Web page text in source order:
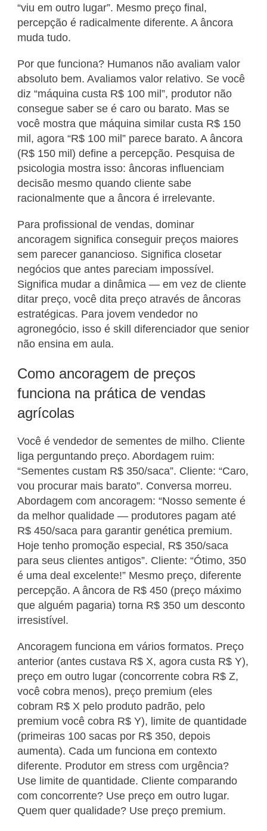
“viu em outro lugar”. Mesmo preço final,
percepção é radicalmente diferente. A âncora
muda tudo.
Por que funciona? Humanos não avaliam valor
absoluto bem. Avaliamos valor relativo. Se você
diz “máquina custa R$ 100 mil”, produtor não
consegue saber se é caro ou barato. Mas se
você mostra que máquina similar custa R$ 150
mil, agora “R$ 100 mil” parece barato. A âncora
(R$ 150 mil) define a percepção. Pesquisa de
psicologia mostra isso: âncoras influenciam
decisão mesmo quando cliente sabe
racionalmente que a âncora é irrelevante.
Para profissional de vendas, dominar
ancoragem significa conseguir preços maiores
sem parecer ganancioso. Significa closetar
negócios que antes pareciam impossível.
Significa mudar a dinâmica — em vez de cliente
ditar preço, você dita preço através de âncoras
estratégicas. Para jovem vendedor no
agronegócio, isso é skill diferenciador que senior
não ensina em aula.
Como ancoragem de preços
funciona na prática de vendas
agrícolas
Você é vendedor de sementes de milho. Cliente
liga perguntando preço. Abordagem ruim:
“Sementes custam R$ 350/saca”. Cliente: “Caro,
vou procurar mais barato”. Conversa morreu.
Abordagem com ancoragem: “Nosso semente é
da melhor qualidade — produtores pagam até
R$ 450/saca para garantir genética premium.
Hoje tenho promoção especial, R$ 350/saca
para seus clientes antigos”. Cliente: “Ótimo, 350
é uma deal excelente!” Mesmo preço, diferente
percepção. A âncora de R$ 450 (preço máximo
que alguém pagaria) torna R$ 350 um desconto
irresistível.
Ancoragem funciona em vários formatos. Preço
anterior (antes custava R$ X, agora custa R$ Y),
preço em outro lugar (concorrente cobra R$ Z,
você cobra menos), preço premium (eles
cobram R$ X pelo produto padrão, pelo
premium você cobra R$ Y), limite de quantidade
(primeiras 100 sacas por R$ 350, depois
aumenta). Cada um funciona em contexto
diferente. Produtor em stress com urgência?
Use limite de quantidade. Cliente comparando
com concorrente? Use preço em outro lugar.
Quem quer qualidade? Use preço premium.